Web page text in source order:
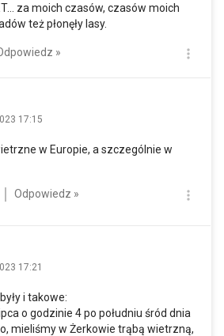
za moich czasów, czasów moich
też płonęły lasy.
»
17:15
w Europie, a szczególnie w
Odpowiedz »
17:21
i takowe:
o godzinie 4 po południu śród dnia
mieliśmy w Żerkowie trąbą wietrzną,